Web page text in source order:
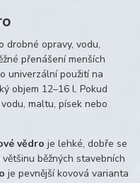
drobné opravy, vodu,
přenášení menších
univerzální použití na
objem 12–16 l. Pokud
maltu, písek nebo
vědro je lehké, dobře se
běžných stavebních
je pevnější kovová varianta